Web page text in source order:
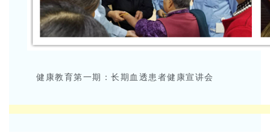
健康教育第一期：长期血透患者健康宣讲会